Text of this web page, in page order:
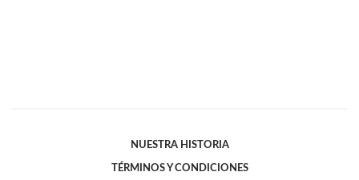
NUESTRA HISTORIA
TÉRMINOS Y CONDICIONES